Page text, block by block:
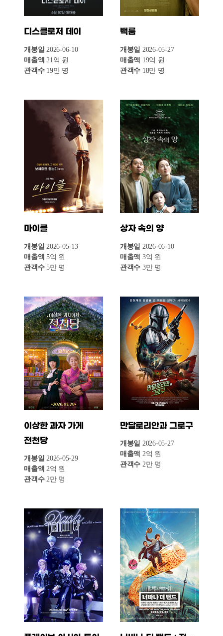
이상한 과자 가게
매출액2억 원
만달로리안과 그로구
2026-05-27
2억 원
2만 명
플레이브 아시아 투어
[대쉬: 퀀텀 리프]
앙코르 인 시네마
개봉일2026-06-03
매출액2억 원
관객수1만 명
너바나 더 밴드 : 전설적 밴드 ‘너바나’와는 별 관련 없는 ‘너바나 더 밴드’의 콤비 맷과 제이. 어느 날 공연을 위해 타임머신을 만드는 황당한 작전을 세우고 처음 만났던 17년 전으로 돌
개봉일
2026-05-20
매출액
1억 원
관객수
1만 명
6월 2주차 독립·예술영화 극장가는 다채로운
국적과 장르의 영화들이 상위권에서 촘촘한
매력을 과시한 한 주였다.
1위는 고레에다 히로카즈 감독의 신작 〈상자
속의 양〉이다. 죽은 아이를 대신해 한 집에
동시에 마주하게 되는 이야기다. 6월 10일 개봉
이후 이번 주 3만 명의 관객을 동원하며 2억
7천4백만 원의 매출을 기록했다.
2위는 신작의 공세에 밀려 한 단계 하락한
캐나다영화 〈너바나 더 밴드 : 전설적 밴드
‘너바나’와는 별 관련 없는 ‘너바나 더 밴드’의
콤비 맷과 제이. 어느 날 공연을 위해 타임머신을
만드는 황당한 작전을 세우고 처음 만났던 17년
전으로 돌〉이다. 전설적인 록 밴드 너바나와는